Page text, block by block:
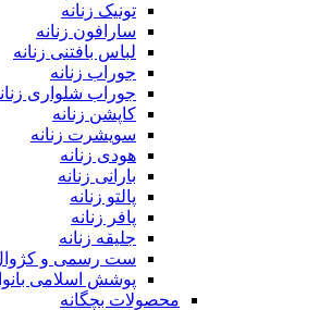
تونیک زنانه
سارافون زنانه
لباس بافتنی زنانه
جوراب زنانه
جوراب شلواری
کاپشن زنانه
سویشرت زنانه
هودی زنانه
بارانی زنانه
پالتو زنانه
پافر زنانه
جلیقه زنانه
ست رسمی و کژوال
پوشش اسلامی
محصولات بچگانه